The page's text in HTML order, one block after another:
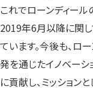
これでローンディール
2019年6月以降に関
ています。今後も、ロ
発を通じたイノベー
に貢献し、ミッション